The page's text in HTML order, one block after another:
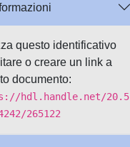
questo identificativo
o creare un link a
documento:
hdl.handle.net/20.5
265122